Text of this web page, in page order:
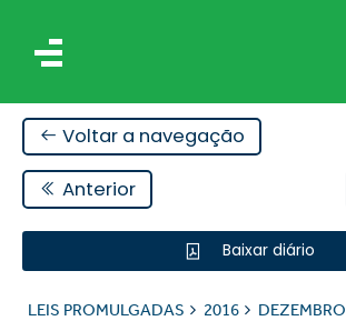
Voltar a navegação
Anterior
Baixar diário
LEIS PROMULGADAS 2016 DEZEMBRO